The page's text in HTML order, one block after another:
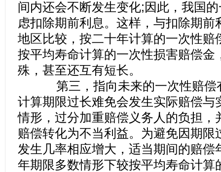
间内还会不断发生变化;因此，我国
虑扣除期前利息。这样，与扣除期前
地区比较，按二十年计算的一次性赔
按平均寿命计算的一次性损害赔偿金
殊，甚至还互有短长。
第三，指向未来的一次性赔偿
计算期限过长难免会发生实际赔偿与
情形，过分加重赔偿义务人的负担，
赔偿转化为不当利益。为避免因期限
发生几率相应增大，适当期间的赔偿
年期限多数情形下较按平均寿命计算